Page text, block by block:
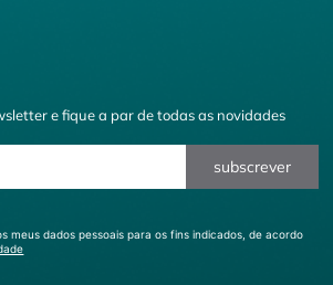
e fique a par de todas as novidades
subscrever
meus dados pessoais para os fins indicados, de acordo